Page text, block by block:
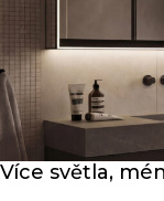
Více světla,